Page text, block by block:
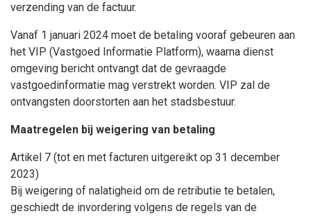
verzending van de factuur.
Vanaf 1 januari 2024 moet de betaling vooraf gebeuren aan
het VIP (Vastgoed Informatie Platform), waarna dienst
omgeving bericht ontvangt dat de gevraagde
vastgoedinformatie mag verstrekt worden. VIP zal de
ontvangsten doorstorten aan het stadsbestuur.
Maatregelen bij weigering van betaling
Artikel 7 (tot en met facturen uitgereikt op 31 december
2023)
Bij weigering of nalatigheid om de retributie te betalen,
geschiedt de invordering volgens de regels van de